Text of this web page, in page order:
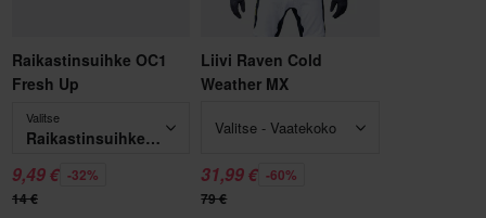
Raikastinsuihke OC1
Fresh Up
Valitse
Raikastinsuihke OC1 Fresh Up
9,49 € -32%
14 €
Liivi Raven Cold
Weather MX
Valitse - Vaatekoko
31,99 € -60%
79 €